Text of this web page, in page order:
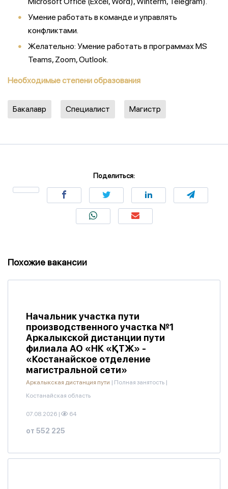
Умение работать в команде и управлять
конфликтами.
Желательно: Умение работать в программах MS
Teams, Zoom, Outlook.
Необходимые степени образования
Бакалавр Специалист Магистр
Поделиться:
Похожие вакансии
Начальник участка пути
производственного участка №1
Аркалыкской дистанции пути
филиала АО «НК «ҚТЖ» -
«Костанайское отделение
магистральной сети»
Аркалыкская дистанция пути | Полная занятость |
Костанайская область
07.08.2026 | 64
от 552 225